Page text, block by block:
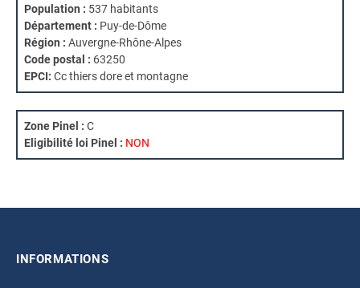
Population : 537 habitants
Département : Puy-de-Dôme
Région : Auvergne-Rhône-Alpes
Code postal : 63250
EPCI: Cc thiers dore et montagne
Zone Pinel : C
Eligibilité loi Pinel : NON
INFORMATIONS